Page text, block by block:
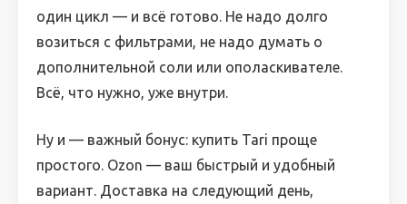
один цикл — и всё готово. Не надо долго
возиться с фильтрами, не надо думать о
дополнительной соли или ополаскивателе.
Всё, что нужно, уже внутри.
Ну и — важный бонус: купить Tari проще
простого. Ozon — ваш быстрый и удобный
вариант. Доставка на следующий день,